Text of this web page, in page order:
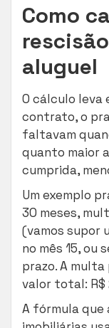
Como
aluguel
O cálculo leva
contrato, o
faltavam
quanto maior
cumprida,
Um exemplo
30 meses,
(vamos supor
no mês 15, ou
prazo. A
valor total: R$
A fórmula que